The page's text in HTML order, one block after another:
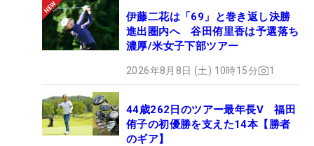
伊藤二花は「69」と巻き返し決勝
進出圏内へ 谷田侑里香は予選落ち
濃厚/米女子下部ツアー
2026年8月8日 (土) 10時15分 1
44歳262日のツアー最年長V 福田
侑子の初優勝を支えた14本【勝者
のギア】